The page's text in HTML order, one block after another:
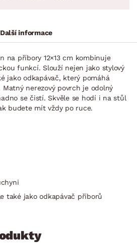
Další informace
na příbory 12×13 cm kombinuje
funkcí. Slouží nejen jako stylový
jako odkapávač, který pomáhá
nerezový povrch je odolný
se čistí. Skvěle se hodí i na stůl
budete mít vždy po ruce.
také jako odkapávač příborů